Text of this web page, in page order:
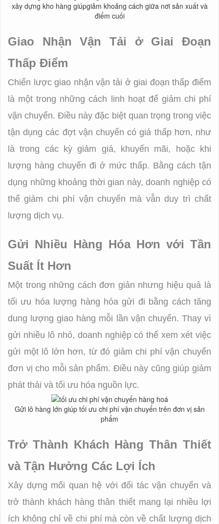
xây dựng kho hàng giúpgiảm khoảng cách giữa nơi sản xuất và
điểm cuối
Giao Nhận Vận Tải ở Giai Đoạn
Thấp Điểm
Chiến lược giao nhận vận tải ở giai đoạn thấp điểm
là một trong những cách linh hoạt để giảm chi phí
vận chuyển. Điều này đặc biệt quan trọng trong việc
tận dụng các đợt vận chuyển có giá thấp hơn, như
là trong các kỳ giảm giá, khuyến mãi, hoặc khi
lượng hàng chuyển đi ở mức thấp. Bằng cách tận
dụng những khoảng thời gian này, doanh nghiệp có
thể giảm chi phí vận chuyển mà vẫn duy trì chất
lượng dịch vụ.
Gửi Nhiều Hàng Hóa Hơn với Tần
Suất Ít Hơn
Một trong những cách đơn giản nhưng hiệu quả là
tối ưu hóa lượng hàng hóa gửi đi bằng cách tăng
dung lượng giao hàng mỗi lần vận chuyển. Thay vì
gửi nhiều lô nhỏ, doanh nghiệp có thể xem xét việc
gửi một lô lớn hơn, từ đó giảm chi phí vận chuyển
đơn vị cho mỗi sản phẩm. Điều này cũng giúp giảm
phát thải và tối ưu hóa nguồn lực.
Gửi lô hàng lớn giúp tối ưu chi phí vận chuyển trên đơn vị sản
phẩm
Trở Thành Khách Hàng Thân Thiết
và Tận Hưởng Các Lợi Ích
Xây dựng mối quan hệ với đối tác vận chuyển và
trở thành khách hàng thân thiết mang lại nhiều lợi
ích không chỉ về chi phí mà còn về chất lượng dịch